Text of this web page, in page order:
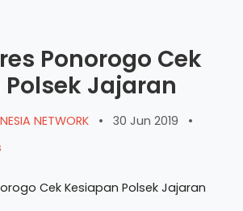
Ponorogo Cek
Jajaran
NETWORK • 30 Jun 2019
•